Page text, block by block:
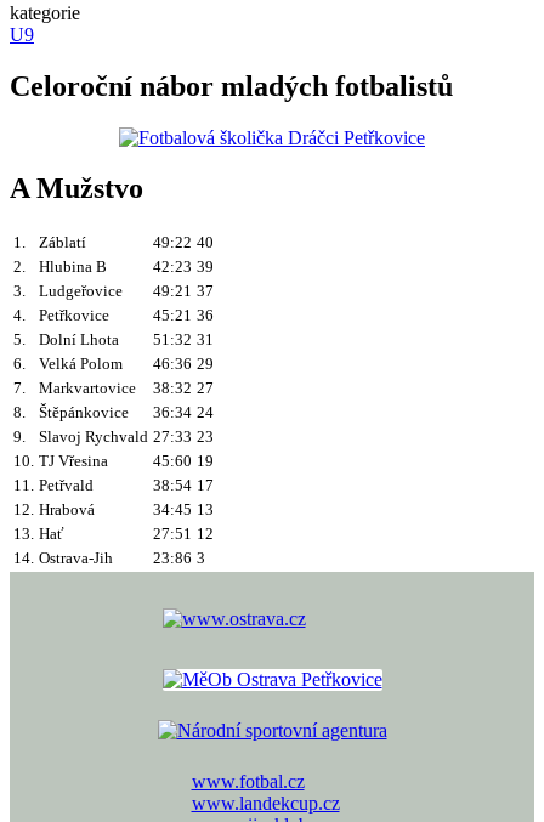
kategorie
U9
Celoroční nábor mladých fotbalistů
A Mužstvo
1. Záblatí 49:22 40
2.
Hlubina B 42:23 39
3.
Ludgeřovice 49:21 37
4.
Petřkovice 45:21 36
5.
Dolní Lhota 51:32 31
6.
Velká Polom 46:36 29
7.
Markvartovice 38:32 27
8.
Štěpánkovice 36:34 24
9.
Slavoj Rychvald 27:33 23
10. TJ Vřesina 45:60 19
11. Petřvald 38:54 17
12. Hrabová 34:45 13
13. Hať 27:51 12
14. Ostrava-Jih 23:86 3
www.fotbal.cz
www.landekcup.cz